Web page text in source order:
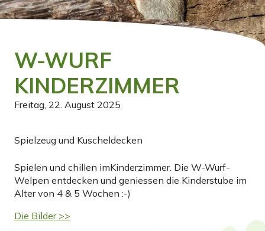
W-WURF
KINDERZIMMER
Freitag, 22. August 2025
Spielzeug und Kuscheldecken
Spielen und chillen imKinderzimmer. Die W-Wurf-
Welpen entdecken und geniessen die Kinderstube im
Alter von 4 & 5 Wochen :-)
Die Bilder >>